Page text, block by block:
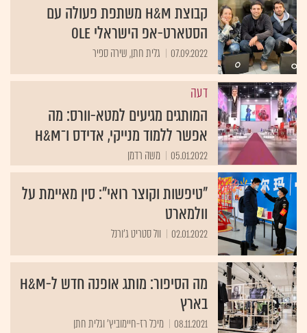
קבוצת H&M משתפת פעולה עם
הסטארט-אפ הישראלי Ole
07.09.2022 גלית חתן, שירה ספיר
דעה
המותגים מגיעים למטא-וורס: מה
אפשר ללמוד מנייקי, אדידס ו־H&M
05.01.2022 משה רדמן
"טיפשות וקוצר רואי": סין מאיימת על
וולמארט
02.01.2022 וול סטריט ג'ורנל
מה הסיפור: מותג אופנה חדש ל-H&M
בארץ
08.11.2021 מיכל רז-חיימוביץ' וגלית חתן